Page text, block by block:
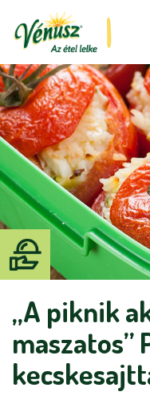
„A piknik
maszatos”